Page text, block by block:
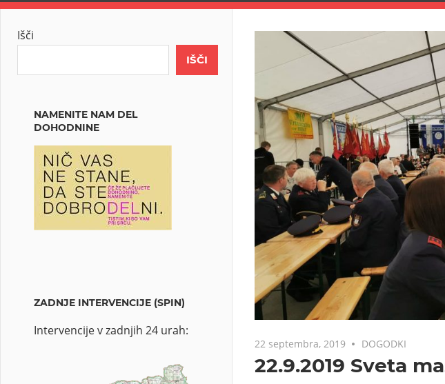
22 septembra, 2019 DOGODKI
22.9.2019 Sveta
Išči
IŠČI
NAMENITE NAM DEL
DOHODNINE
ZADNJE INTERVENCIJE (SPIN)
Intervencije v zadnjih 24 urah: